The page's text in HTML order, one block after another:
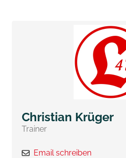
Christian Krüger
Trainer
Email schreiben